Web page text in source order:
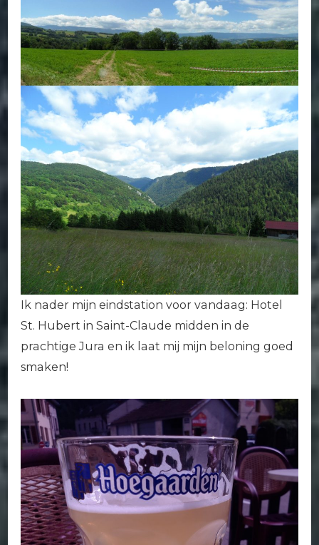
Ik nader mijn eindstation voor vandaag: Hotel
St. Hubert in Saint-Claude midden in de
prachtige Jura en ik laat mij mijn beloning goed
smaken!